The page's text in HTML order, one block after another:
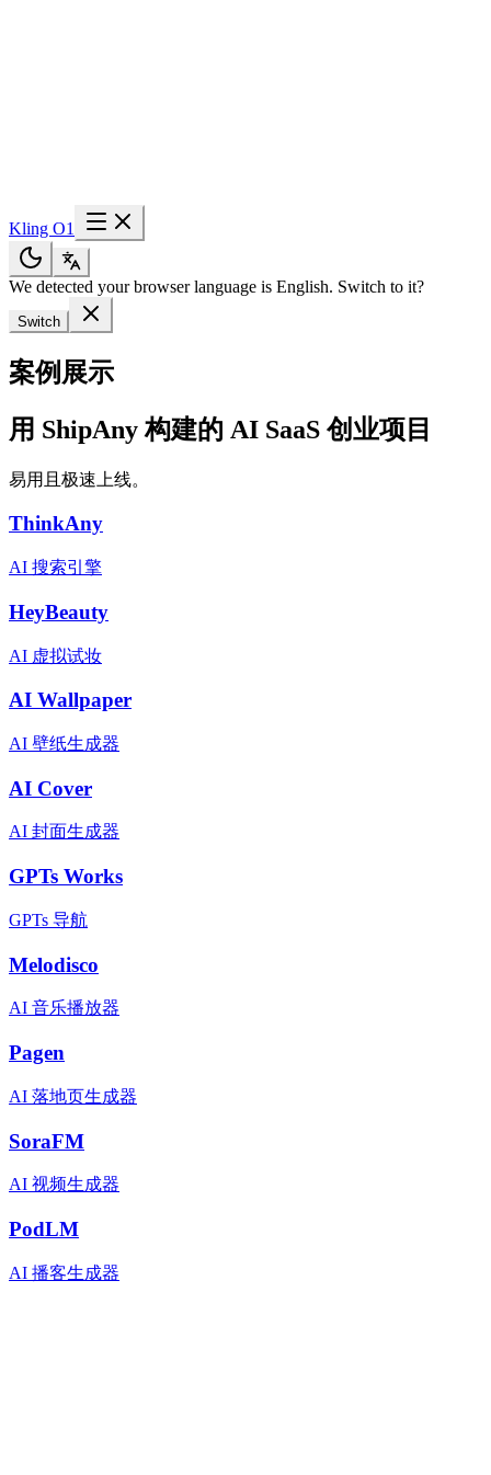
Kling O1
We detected your browser language is English. Switch to it?
Switch
案例展示
用 ShipAny 构建的 AI SaaS 创业项目
易用且极速上线。
ThinkAny
AI 搜索引擎
HeyBeauty
AI 虚拟试妆
AI Wallpaper
AI 壁纸生成器
AI Cover
AI 封面生成器
GPTs Works
GPTs 导航
Melodisco
AI 音乐播放器
Pagen
AI 落地页生成器
SoraFM
AI 视频生成器
PodLM
AI 播客生成器